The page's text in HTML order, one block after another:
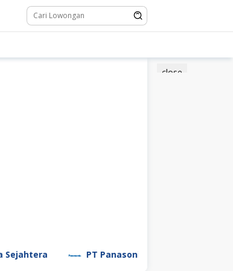
close
PT Panasonic Manufacturing Indonesia